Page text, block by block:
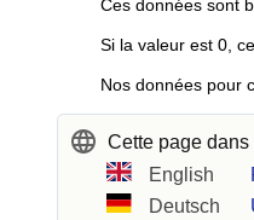
Ces données sont
Si la valeur est 0,
Nos données pour
Cette page
English
Deutsch